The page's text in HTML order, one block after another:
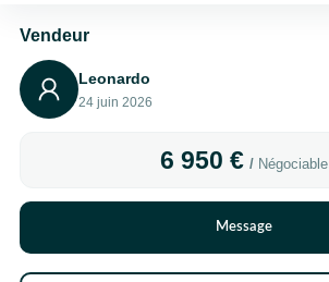
Vendeur
Leonardo
24 juin 2026
6 950 € Négociable
Message